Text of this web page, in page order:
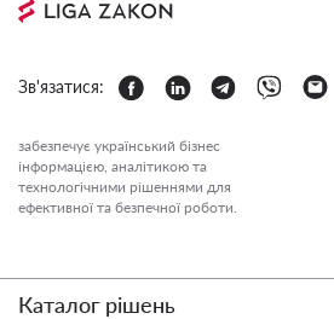
Зв'язатися:
забезпечує український бізнес
інформацією, аналітикою та
технологічними рішеннями для
ефективної та безпечної роботи.
Каталог рішень